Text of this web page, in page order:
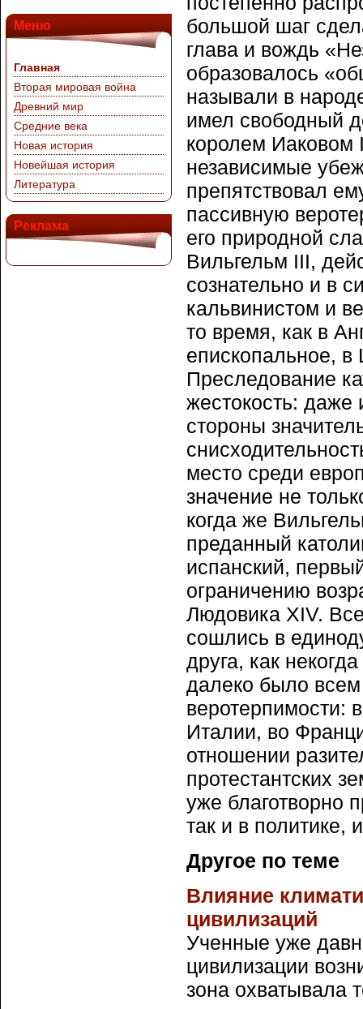
Меню
Главная
Вторая мировая война
Древний мир
Средние века
Новая история
Новейшая история
Литература
Реклама
большой шаг
глава и вождь
образовалось
называли в
имел свободный
королем Иаковом
независимые
препятствовал
пассивную
его природной
Вильгельм III,
сознательно и в
кальвинистом и
то время, как в
епископальное,
Преследование
жестокость: даже
стороны
место среди
значение не
когда же
преданный
испанский,
ограничению
Людовика XIV. Все
сошлись в
друга, как
далеко было всем
веротерпимости:
Италии, во
отношении
протестантских
уже благотворно
так и в политике,
Другое по теме
Влияние
цивилизаций
Ученные уже
цивилизации
зона охватывала